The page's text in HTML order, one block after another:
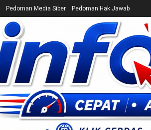
Pedoman Media Siber Pedoman Hak Jawab
HOME NEWS CEK FAKTA